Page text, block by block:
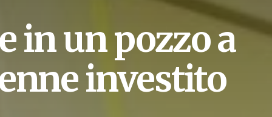
in un pozzo a
investito